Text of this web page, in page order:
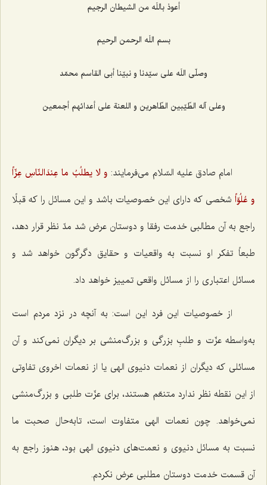
أعوذ باللَه من الشيطان الرجيم‌
بسم اللَه الرحمن الرحيم‌
وصلّى اللَه على سيّدنا و نبيّنا أبى القاسم محمّد
وعلى آله الطّيّبين الطّاهرين و اللعنة على أعدائهم أجمعين‌
امام صادق علیه السّلام می‌فرمایند: و لا یطلُبُ ما عِندَالنّاسِ عِزّاً
و عُلُوّاً شخصی كه دارای این خصوصیات باشد و این مسائل را كه قبلًا
راجع به آن مطالبی خدمت رفقا و دوستان عرض شد مدّ نظر قرار دهد،
طبعاً تفكر او نسبت به واقعیات و حقایق دگرگون خواهد شد و
مسائل اعتباری را از مسائل واقعی تمییز خواهد داد.
از خصوصیات این فرد این است: به آنچه در نزد مردم است
به‌واسطه عزّت و طلبِ بزرگی و بزرگ‌منشی بر دیگران نمی‌كند و آن
مسائلی كه دیگران از نعمات دنیوی الهی یا از نعمات اخروی تفاوتی
از این نقطه نظر ندارد متنعّم هستند، برای عزّت طلبی و بزرگ‌منشی
نمی‌خواهد. چون نعمات الهی متفاوت است، تابه‌حال صحبت ما
نسبت به مسائل دنیوی و نعمت‌های دنیوی الهی بود، هنوز راجع به
آن قسمت خدمت دوستان مطلبی عرض نكردم.